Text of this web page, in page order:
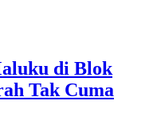
di Blok
Tak Cuma